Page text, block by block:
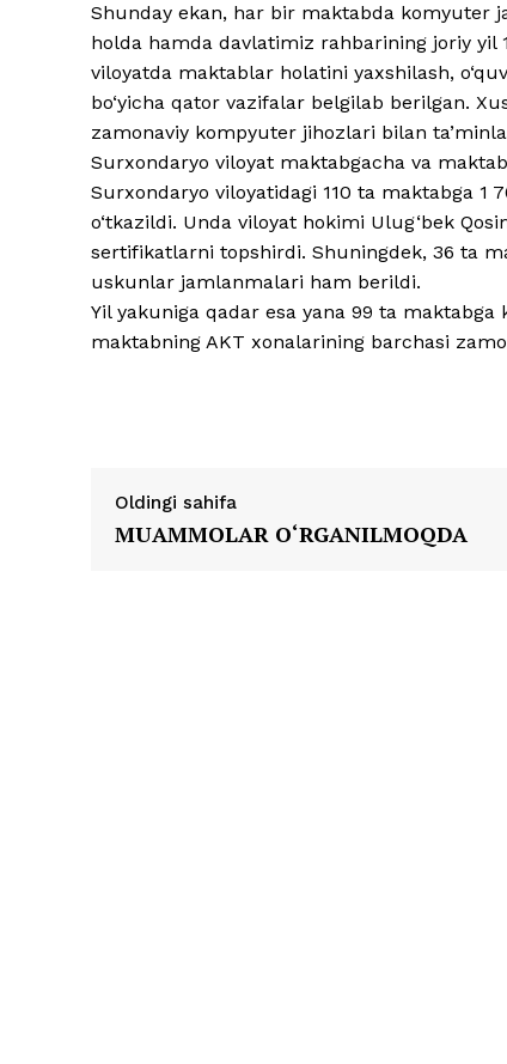
Shunday ekan, har bir maktabda komyuter
holda hamda davlatimiz rahbarining joriy
viloyatda maktablar holatini yaxshilash,
bo‘yicha qator vazifalar belgilab berilgan.
zamonaviy kompyuter jihozlari bilan
Surxondaryo viloyat maktabgacha va
Surxondaryo viloyatidagi 110 ta maktabga
o‘tkazildi. Unda viloyat hokimi Ulug‘bek
sertifikatlarni topshirdi. Shuningdek, 36 ta
uskunlar jamlanmalari ham berildi.
Yil yakuniga qadar esa yana 99 ta
maktabning AKT xonalarining barchasi
Oldingi sahifa
MUAMMOLAR O‘RGANILMOQDA